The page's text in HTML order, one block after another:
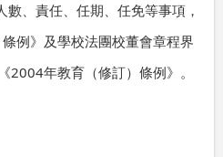
數、責任、任期、任免等事項，
例》及學校法團校董會章程界
2004年教育（修訂）條例》。